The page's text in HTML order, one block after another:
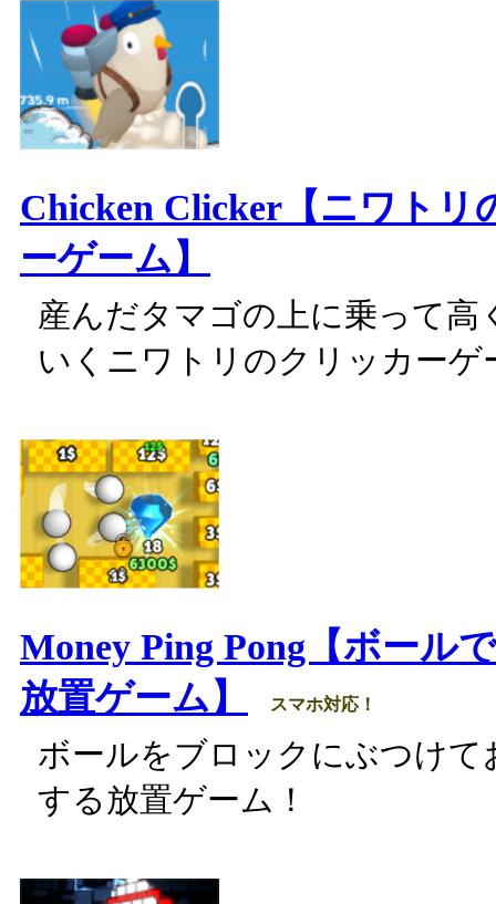
Chicken Clicker【ニワトリ
ーゲーム】
産んだタマゴの上に乗って高
いくニワトリのクリッカーゲ
Money Ping Pong【ボール
放置ゲーム】
スマホ対応！
ボールをブロックにぶつけて
する放置ゲーム！